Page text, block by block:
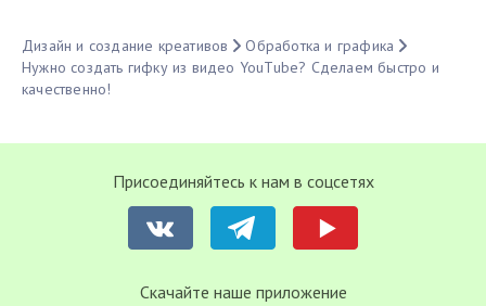
Дизайн и создание креативов
Обработка и графика
Нужно создать гифку из видео YouTube? Сделаем быстро и
качественно!
Присоединяйтесь к нам в соцсетях
Cкачайте наше приложение